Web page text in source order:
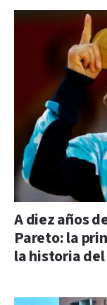
A diez años
Pareto: la
la historia